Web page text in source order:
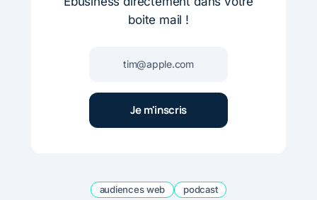
boite mail !
audiences web podcast